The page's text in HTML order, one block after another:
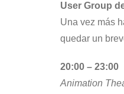
User Group
Una vez más
quedar un
20:00 – 23:00
Animation